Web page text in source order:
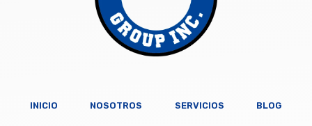
INICIO NOSOTROS SERVICIOS BLOG